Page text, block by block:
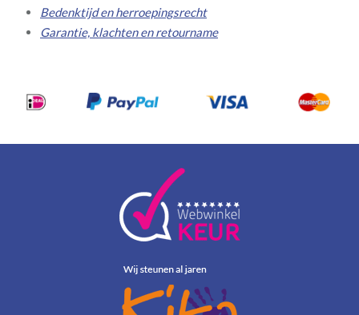
Bedenktijd en herroepingsrecht
Garantie, klachten en retourname